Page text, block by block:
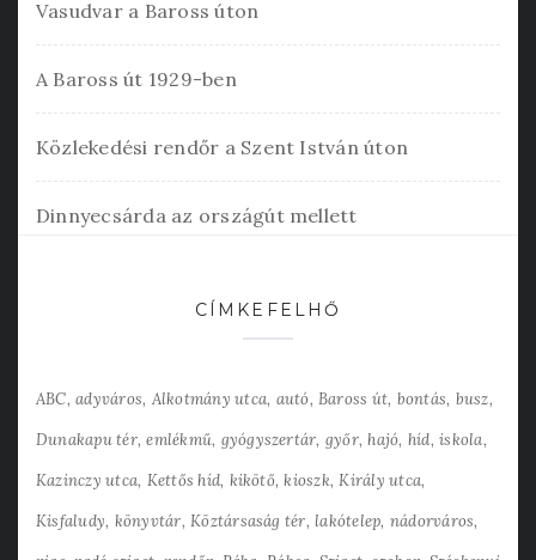
Vasudvar a Baross úton
A Baross út 1929-ben
Közlekedési rendőr a Szent István úton
Dinnyecsárda az országút mellett
CÍMKEFELHŐ
ABC adyváros Alkotmány utca autó Baross út bontás busz
Dunakapu tér emlékmű gyógyszertár győr hajó híd iskola
Kazinczy utca Kettős híd kikötő kioszk Király utca
Kisfaludy könyvtár Köztársaság tér lakótelep nádorváros